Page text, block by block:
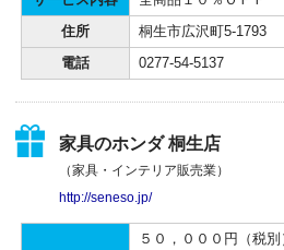
住所 桐生市広沢町5-1793
電話 0277-54-5137
家具のホンダ 桐生店
（家具・インテリア販売業）
http://seneso.jp/
５０，０００円（税